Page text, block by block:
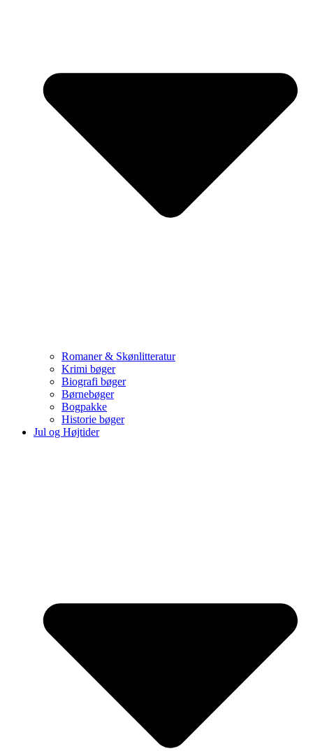
Romaner & Skønlitteratur
Krimi bøger
Biografi bøger
Børnebøger
Bogpakke
Historie bøger
Jul og Højtider